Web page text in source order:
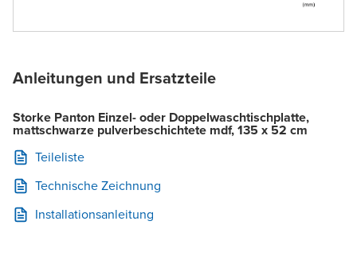
Anleitungen und Ersatzteile
Storke Panton Einzel- oder Doppelwaschtischplatte,
mattschwarze pulverbeschichtete mdf, 135 x 52 cm
Teileliste
Technische Zeichnung
Installationsanleitung